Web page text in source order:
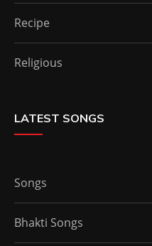
Recipe
Religious
LATEST SONGS
Songs
Bhakti Songs